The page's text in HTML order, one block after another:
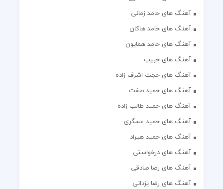
آهنگ های حامد زمانی
آهنگ های حامد هاکان
آهنگ های حامد همایون
آهنگ های حبیب
آهنگ های حجت اشرف زاده
آهنگ های حمید صفت
آهنگ های حمید طالب زاده
آهنگ های حمید عسگری
آهنگ های حمید هیراد
آهنگ های درخواستی
آهنگ های رضا صادقی
آهنگ های رضا یزدانی